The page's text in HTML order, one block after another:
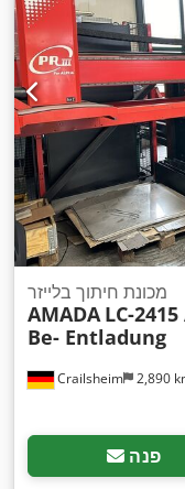
Crailsheim 2,890
מכונת חיתוך בלייזר
AMADA LC-
Be- Entladung
פנה